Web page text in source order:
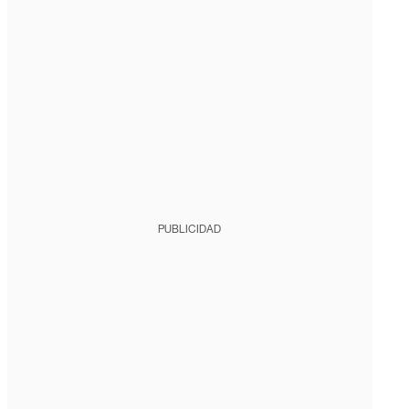
PUBLICIDAD